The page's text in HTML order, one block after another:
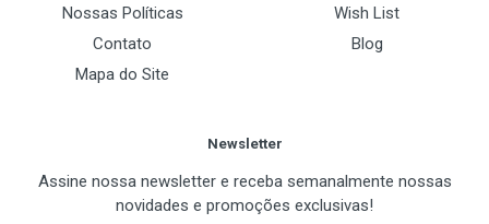
Nossas Políticas
Contato
Mapa do Site
Wish List
Blog
Newsletter
Assine nossa newsletter e receba semanalmente nossas
novidades e promoções exclusivas!